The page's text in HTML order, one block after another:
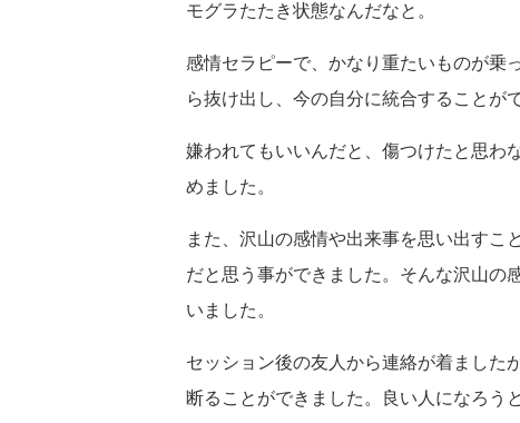
モグラたたき状態なんだなと。
感情セラピーで、かなり重たいものが乗
ら抜け出し、今の自分に統合することが
嫌われてもいいんだと、傷つけたと思わ
めました。
また、沢山の感情や出来事を思い出すこ
だと思う事ができました。そんな沢山の
いました。
セッション後の友人から連絡が着ました
断ることができました。良い人になろう